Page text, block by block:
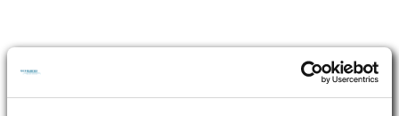
der SCHWIND AMARIS Laser?
Während Ihrer Laserbehandlung fixieren Sie mit den